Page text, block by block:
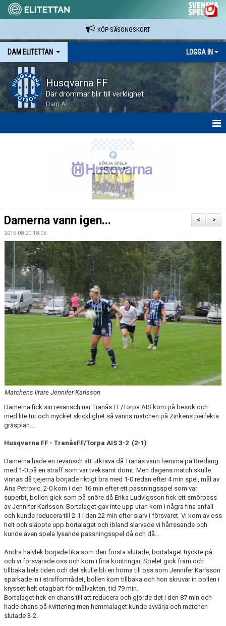
KÖP SÄSONGSKORT
DAM ELITETTAN LOGGA IN
Husqvarna FF
Där drömmar blir till verklighet
Dam A
BILDGALLERI
DOKUMENT
KONTAKT
MATCHER
SPONSORHUSET
>
<
Damerna vann igen...
2016-08-20 18:06
Matchens lirare Jennifer Karlsson
Damerna fick sin revansch när Tranås FF/Torpa AIS kom på besök och
med lite tur och mycket skicklighet så vanns matchen på Zinkens perfekta
gräsplan...
Husqvarna FF - TranåsFF/Torpa AIS 3-2 (2-1)
Damerna hade en revansch att utkräva då Tranås vann hemma på Bredäng
med 1-0 på en straff som var tveksamt dömt. Men dagens match skulle
vinnas då tjejerna började riktigt bra med 1-0 redan efter 4 min spel, mål av
Ana Petrovic. 2-0 kom i den 16 min efter ett passningsspel som var
superbt, bollen gick som på snöre då Erika Ludvigsson fick ett smörpass
av Jennifer Karlsson. Bortalaget gav inte upp utan kom i några fina anfall
och kunde reducera till 2-1 i den 22 min efter slarv i försvaret. Vi kom av oss
helt och släppte upp bortalaget och ibland slarvade vi hårresande och
kunde även spela lysande passningsspel då och då...
Andra halvlek började lika som den första slutade, bortalaget tryckte på
och vi försvarade oss och kom i fina kontringar. Spelet gick fram och
tillbaka hela tiden och det skulle bli en hörna till oss som Jennifer Karlsson
sparkade in i straffområdet, bollen kom tillbaka och hon skruvar in bollen i
krysset helt otagbart för målvakten, tid 79 min.
Bortalaget fick en chans till att reducera och gjorde det i den 87 min och
hade chans på kvittering men hemmalaget kunde avvärja och matchen
slutade 3-2.